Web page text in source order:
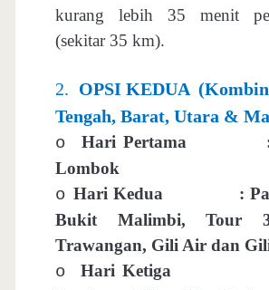
kurang lebih 35 menit
(sekitar 35 km).
2. OPSI KEDUA
Tengah, Barat, Utara &
o
Hari Pertama
Lombok
o Hari Kedua
:
Bukit Malimbi, Tour
Trawangan, Gili Air dan
o Hari Ketiga